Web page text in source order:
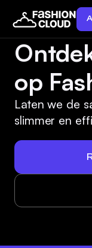
op
Laten we de
slimmer en